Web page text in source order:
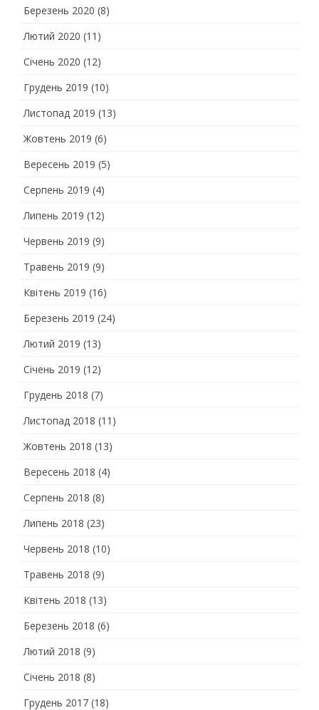
Березень 2020 (8)
Лютий 2020 (11)
Січень 2020 (12)
Грудень 2019 (10)
Листопад 2019 (13)
Жовтень 2019 (6)
Вересень 2019 (5)
Серпень 2019 (4)
Липень 2019 (12)
Червень 2019 (9)
Травень 2019 (9)
Квітень 2019 (16)
Березень 2019 (24)
Лютий 2019 (13)
Січень 2019 (12)
Грудень 2018 (7)
Листопад 2018 (11)
Жовтень 2018 (13)
Вересень 2018 (4)
Серпень 2018 (8)
Липень 2018 (23)
Червень 2018 (10)
Травень 2018 (9)
Квітень 2018 (13)
Березень 2018 (6)
Лютий 2018 (9)
Січень 2018 (8)
Грудень 2017 (18)